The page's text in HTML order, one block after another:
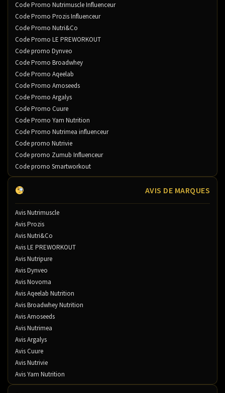
Code Promo Nutrimuscle Influenceur
Code Promo Prozis Influenceur
Code Promo Nutri&Co
Code Promo LE PREWORKOUT
Code promo Dynveo
Code Promo Broadwhey
Code Promo Aqeelab
Code Promo Amoseeds
Code Promo Argalys
Code Promo Cuure
Code Promo Yam Nutrition
Code Promo Nutrimea influenceur
Code promo Nutrivie
Code promo Zumub Influenceur
Code promo Smartworkout
AVIS DE MARQUES
Avis Nutrimuscle
Avis Prozis
Avis Nutri&Co
Avis LE PREWORKOUT
Avis Nutripure
Avis Dynveo
Avis Novoma
Avis Aqeelab Nutrition
Avis Broadwhey Nutrition
Avis Amoseeds
Avis Nutrimea
Avis Argalys
Avis Cuure
Avis Nutrivie
Avis Yam Nutrition